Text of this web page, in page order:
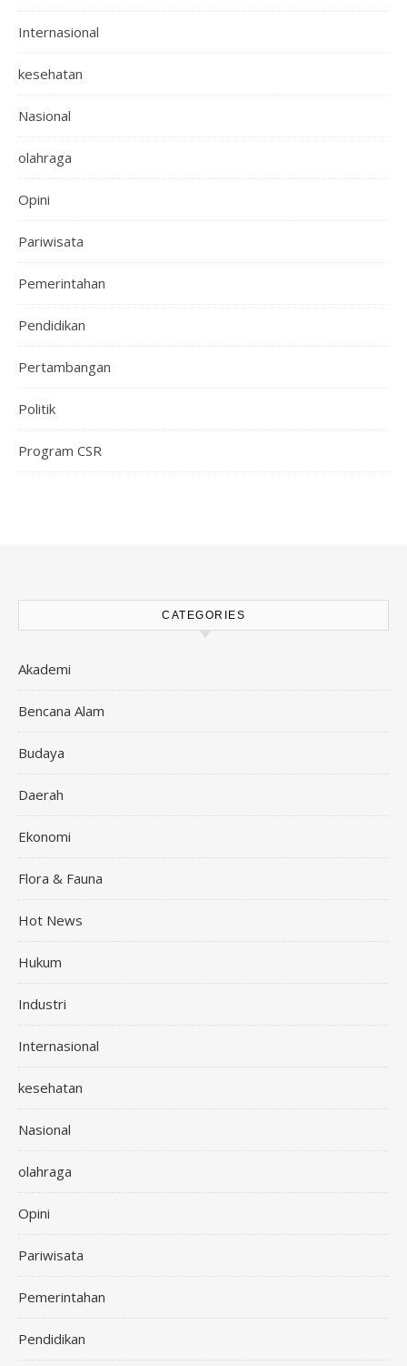
Internasional
kesehatan
Nasional
olahraga
Opini
Pariwisata
Pemerintahan
Pendidikan
Pertambangan
Politik
Program CSR
CATEGORIES
Akademi
Bencana Alam
Budaya
Daerah
Ekonomi
Flora & Fauna
Hot News
Hukum
Industri
Internasional
kesehatan
Nasional
olahraga
Opini
Pariwisata
Pemerintahan
Pendidikan